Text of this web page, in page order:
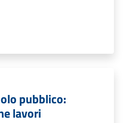
pubblico:
lavori